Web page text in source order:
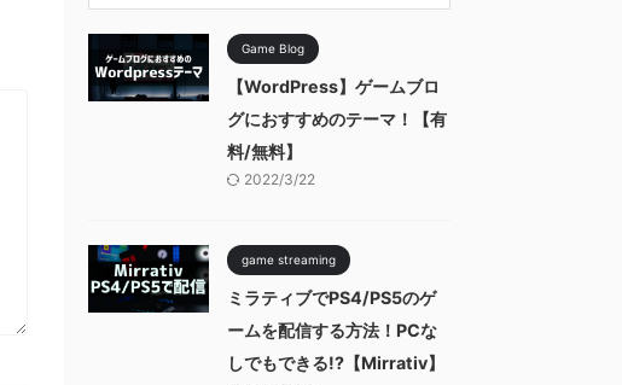
Game Blog
【WordPress】ゲームブロ
グにおすすめのテーマ！【有
料/無料】
2022/3/22
game streaming
ミラティブでPS4/PS5のゲ
ームを配信する方法！PCな
しでもできる!?【Mirrativ】